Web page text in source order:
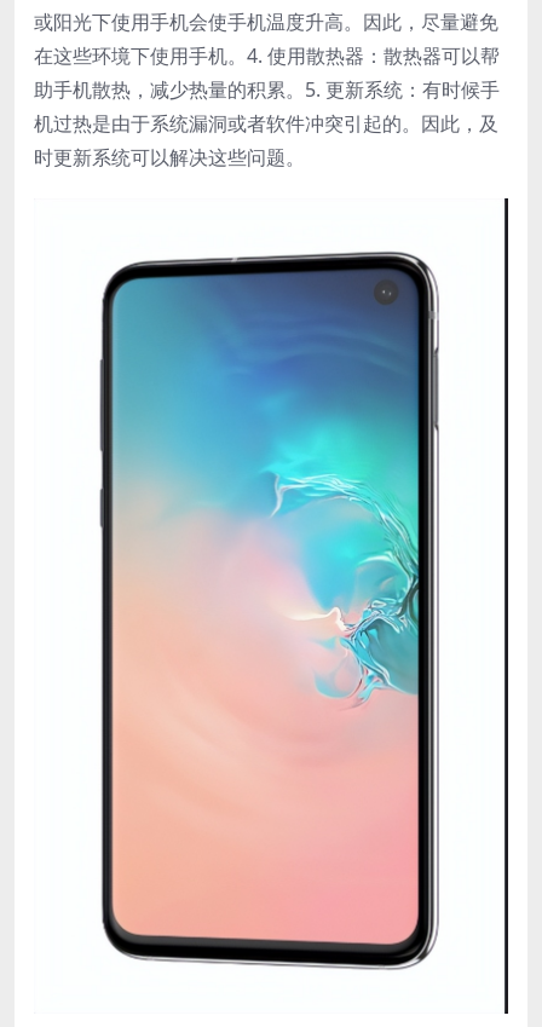
或阳光下使用手机会使手机温度升高。因此，尽量避免
在这些环境下使用手机。4. 使用散热器：散热器可以帮
助手机散热，减少热量的积累。5. 更新系统：有时候手
机过热是由于系统漏洞或者软件冲突引起的。因此，及
时更新系统可以解决这些问题。